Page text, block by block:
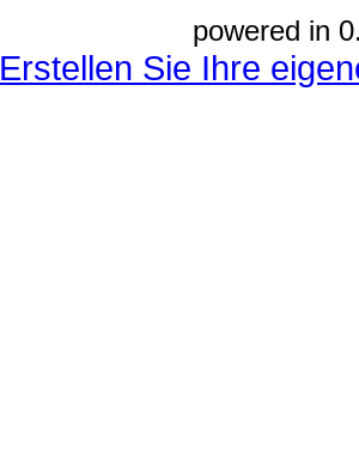
powered in
Erstellen Sie Ihre